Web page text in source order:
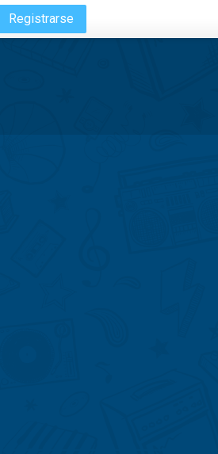
Registrarse